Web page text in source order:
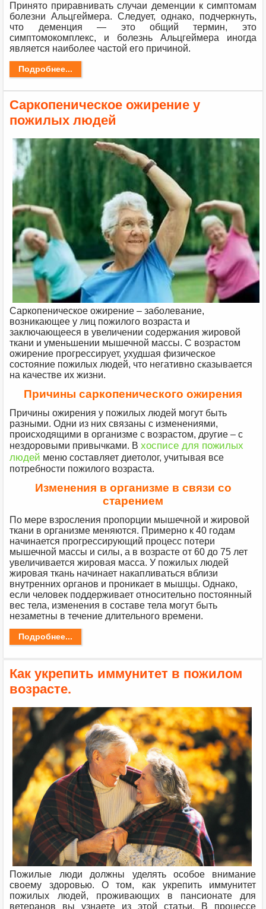
Принято приравнивать случаи деменции к симптомам
болезни Альцгеймера. Следует, однако, подчеркнуть,
что деменция — это общий термин, это
симптомокомплекс, и болезнь Альцгеймера иногда
является наиболее частой его причиной.
Подробнее...
Саркопеническое ожирение у
пожилых людей
Саркопеническое ожирение – заболевание,
возникающее у лиц пожилого возраста и
заключающееся в увеличении содержания жировой
ткани и уменьшении мышечной массы. С возрастом
ожирение прогрессирует, ухудшая физическое
состояние пожилых людей, что негативно сказывается
на качестве их жизни.
Причины саркопенического ожирения
Причины ожирения у пожилых людей могут быть
разными. Одни из них связаны с изменениями,
происходящими в организме с возрастом, другие – с
нездоровыми привычками. Вхосписе для пожилых
людей меню составляет диетолог, учитывая все
потребности пожилого возраста.
Изменения в организме в связи со
старением
По мере взросления пропорции мышечной и жировой
ткани в организме меняются. Примерно к 40 годам
начинается прогрессирующий процесс потери
мышечной массы и силы, а в возрасте от 60 до 75 лет
увеличивается жировая масса. У пожилых людей
жировая ткань начинает накапливаться вблизи
внутренних органов и проникает в мышцы. Однако,
если человек поддерживает относительно постоянный
вес тела, изменения в составе тела могут быть
незаметны в течение длительного времени.
Подробнее...
Как укрепить иммунитет в пожилом
возрасте.
Пожилые люди должны уделять особое внимание
своему здоровью. О том, как укрепить иммунитет
пожилых людей, проживающих в пансионате для
ветеранов вы узнаете из этой статьи. В процессе